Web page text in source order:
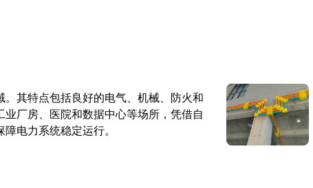
其特点包括良好的电气、机械、防火和
厂房、医院和数据中心等场所，凭借自
电力系统稳定运行。